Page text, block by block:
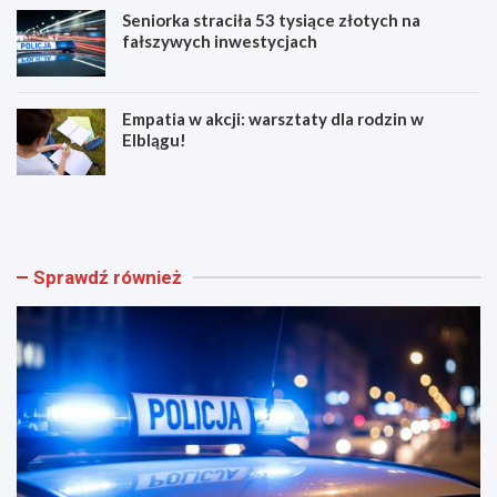
Seniorka straciła 53 tysiące złotych na
fałszywych inwestycjach
Empatia w akcji: warsztaty dla rodzin w
Elblągu!
Z
i
w
e
e
k
e
d
!
E
g
ó
w
t
ę
t
i
ż
Sprawdź również